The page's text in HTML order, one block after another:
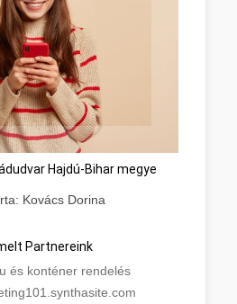
Hajdú-Bihar megye
Kovács Dorina
Partnereink
és konténer rendelés